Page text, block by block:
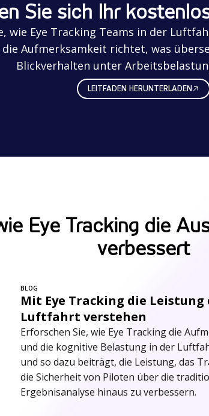
Sie sich Ihr
wie Eye Tracking Teams in der
Aufmerksamkeit richtet, was
Blickverhalten unter
LEITFADEN HERUNTERLADEN
Eye Tracking die
verbessert
BLOG
Mit Eye Tracking die Leistung
Luftfahrt verstehen
Erforschen Sie, wie Eye Tracking die
und die kognitive Belastung in der
und so dazu beiträgt, die Leistung, das
die Sicherheit von Piloten über die
Ergebnisanalyse hinaus zu verbessern.